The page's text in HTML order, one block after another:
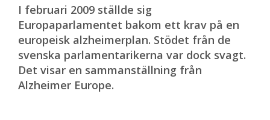
I februari 2009 ställde sig
Europaparlamentet bakom ett krav på en
europeisk alzheimerplan. Stödet från de
svenska parlamentarikerna var dock svagt.
Det visar en sammanställning från
Alzheimer Europe.